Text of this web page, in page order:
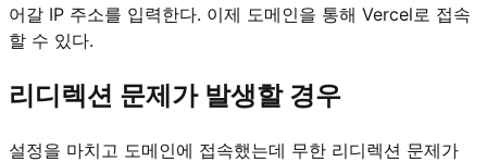
어갈 IP 주소를 입력한다. 이제 도메인을 통해 Vercel로 접속
할 수 있다.
리디렉션 문제가 발생할 경우
설정을 마치고 도메인에 접속했는데 무한 리디렉션 문제가